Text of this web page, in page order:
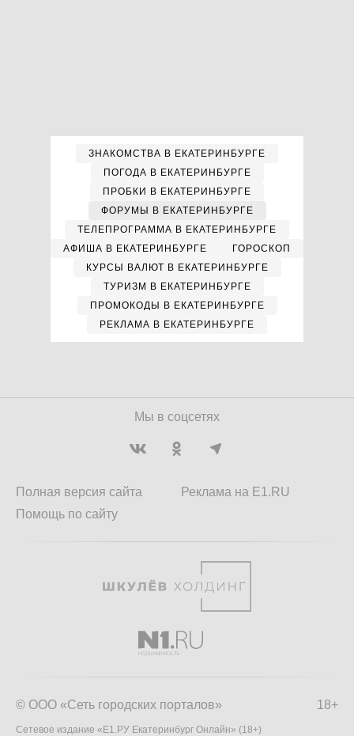
ЗНАКОМСТВА В ЕКАТЕРИНБУРГЕ
ПОГОДА В ЕКАТЕРИНБУРГЕ
ПРОБКИ В ЕКАТЕРИНБУРГЕ
ФОРУМЫ В ЕКАТЕРИНБУРГЕ
ТЕЛЕПРОГРАММА В ЕКАТЕРИНБУРГЕ
АФИША В ЕКАТЕРИНБУРГЕ
ГОРОСКОП
КУРСЫ ВАЛЮТ В ЕКАТЕРИНБУРГЕ
ТУРИЗМ В ЕКАТЕРИНБУРГЕ
ПРОМОКОДЫ В ЕКАТЕРИНБУРГЕ
РЕКЛАМА В ЕКАТЕРИНБУРГЕ
Мы в соцсетях
Полная версия сайта
Помощь по сайту
Реклама на E1.RU
18+
© ООО «Сеть городских порталов»
Сетевое издание «Е1.РУ Екатеринбург Онлайн» (18+)